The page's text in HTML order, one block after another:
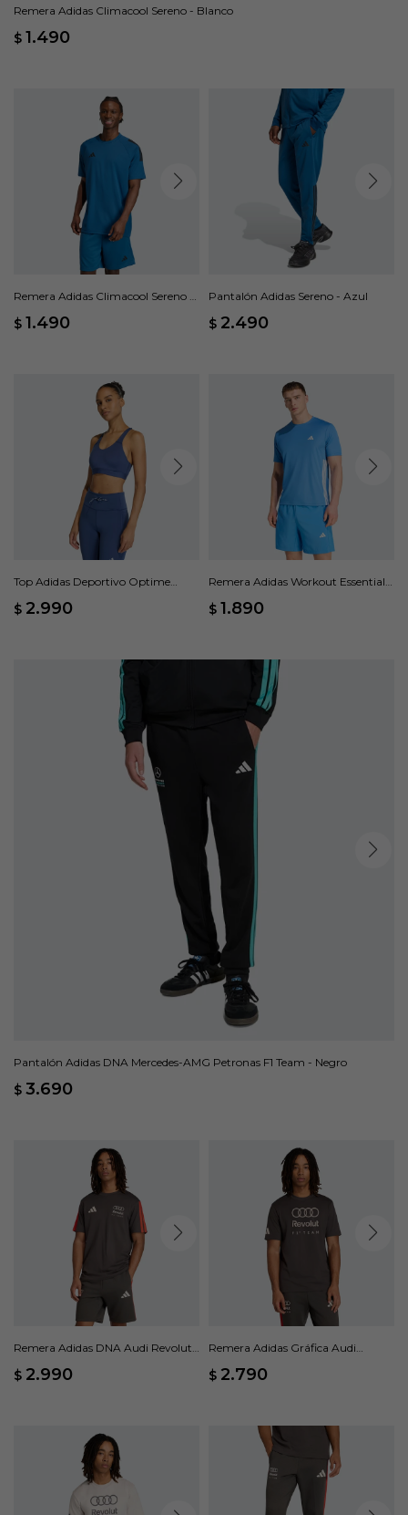
Remera Adidas Climacool Sereno - Blanco
$ 1.490
Remera Adidas Climacool Sereno -
$ 1.490
Pantalón Adidas Sereno - Azul
$ 2.490
Top Adidas Deportivo Optime
Azul
$ 2.990
Remera Adidas Workout Essentials
$ 1.890
Pantalón Adidas DNA Mercedes-AMG Petronas F1 Team - Negro
$ 3.690
Remera Adidas DNA Audi Revolut
$ 2.990
Remera Adidas Gráfica Audi
$ 2.790